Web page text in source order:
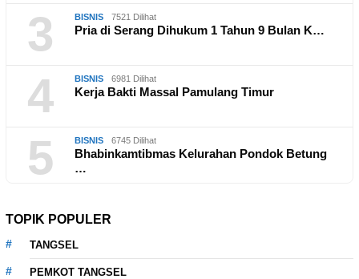
3 BISNIS 7521 Dilihat
Pria di Serang Dihukum 1 Tahun 9 Bulan K…
4 BISNIS 6981 Dilihat
Kerja Bakti Massal Pamulang Timur
5 BISNIS 6745 Dilihat
Bhabinkamtibmas Kelurahan Pondok Betung
…
TOPIK POPULER
TANGSEL
PEMKOT TANGSEL